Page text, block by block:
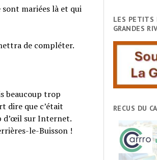
sont mariées là et qui
de compléter.
beaucoup trop
dire que c’était
d’œil sur Internet.
le-Buisson !
LES PETITS
GRANDES
RECUS DU